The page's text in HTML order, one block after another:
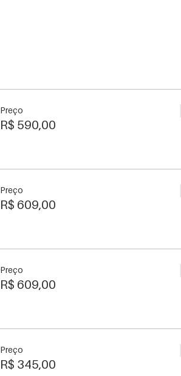
Preço
R$ 590,00
Preço
R$ 609,00
Preço
R$ 609,00
Preço
R$ 345,00